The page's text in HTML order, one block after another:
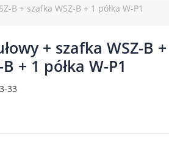
B + szafka WSZ-B + 1 półka W-P1
+ szafka WSZ-B +
+ 1 półka W-P1
33